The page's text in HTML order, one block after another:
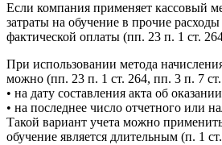
Если компания применяет кассовый
затраты на обучение в прочие
фактической оплаты (пп. 23 п. 1 ст.
При использовании метода
можно (пп. 23 п. 1 ст. 264, пп. 3 п. 7
• на дату составления акта об
• на последнее число отчетного или
Такой вариант учета можно
обучение является длительным (п. 1